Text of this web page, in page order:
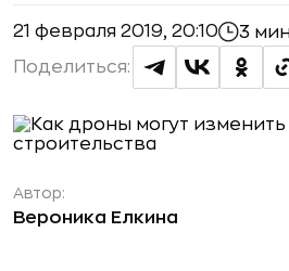
21 февраля 2019, 20:10 3
Поделиться:
Автор:
Вероника Елкина